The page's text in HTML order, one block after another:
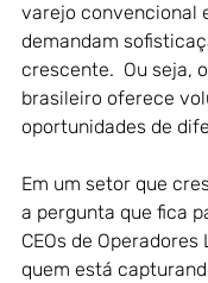
varejo convencional
demandam
crescente.  Ou seja,
brasileiro oferece
oportunidades de
Em um setor que
a pergunta que fica
CEOs de
quem está